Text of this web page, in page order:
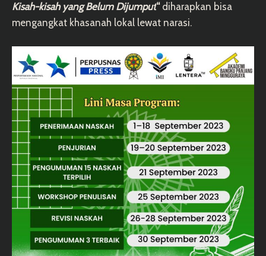
Kisah-kisah yang Belum Dijumput“diharapkan bisa
mengangkat khasanah lokal lewat narasi.